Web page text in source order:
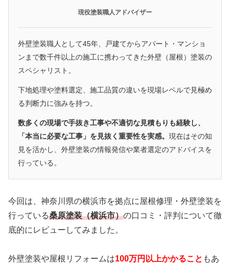
現役塗装職人アドバイザー
外壁塗装職人として45年、戸建てからアパート・マンショ
ンまで数千件以上の施工に携わってきた外壁（屋根）塗装の
スペシャリスト。
下地処理や塗料選定、施工品質の違いを現場レベルで見極め
る判断力に強みを持つ。
数多くの現場で手抜き工事や不適切な見積もりも経験し、
「本当に必要な工事」を見抜く重要性を実感。 現在はその知
見を活かし、外壁塗装の情報発信や業者選定のアドバイスを
行っている。
今回は、神奈川県の横浜市を拠点に屋根修理・外壁塗装を
行っている桑原塗装（横浜市）の口コミ・評判について徹
底的にレビューしてみました。
外壁塗装や屋根リフォームは100万円以上かかること もあ